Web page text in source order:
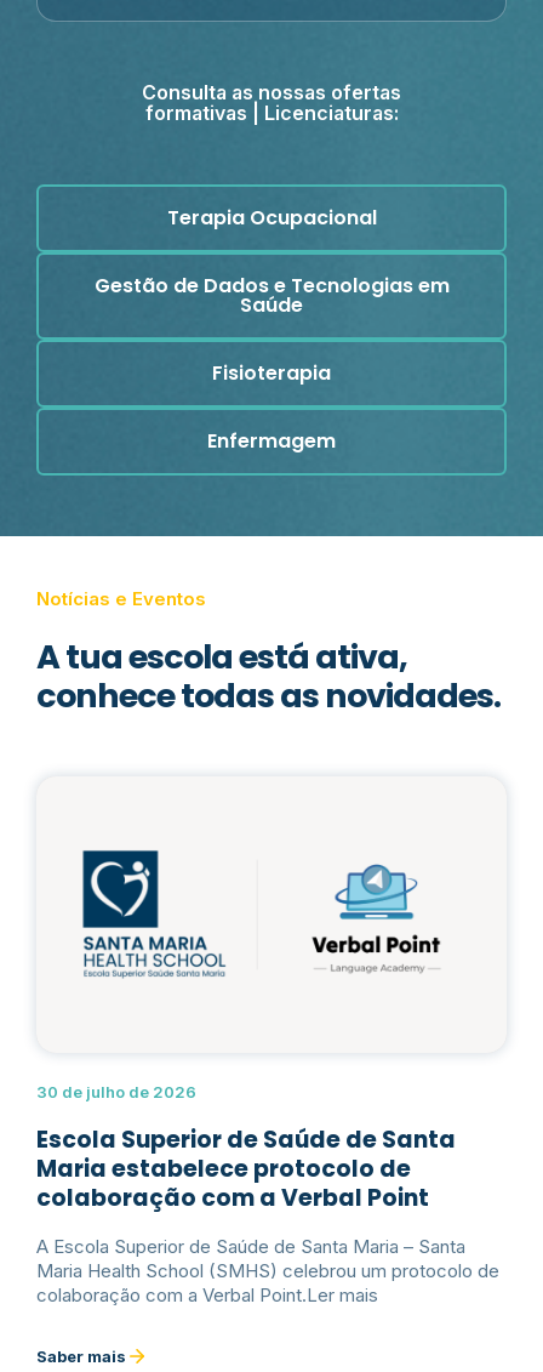
Consulta as nossas ofertas
formativas | Licenciaturas:
Terapia Ocupacional
Gestão de Dados e Tecnologias em
Saúde
Fisioterapia
Enfermagem
Notícias e Eventos
A tua escola está ativa,
conhece todas as novidades.
30 de julho de 2026
Escola Superior de Saúde de Santa
Maria estabelece protocolo de
colaboração com a Verbal Point
A Escola Superior de Saúde de Santa Maria – Santa
Maria Health School (SMHS) celebrou um protocolo de
colaboração com a Verbal Point.Ler mais
Saber mais